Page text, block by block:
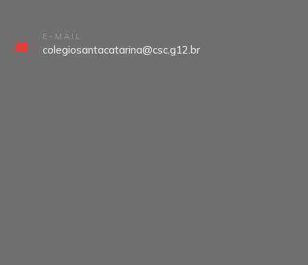
E-MAIL
colegiosantacatarina@csc.g12.br